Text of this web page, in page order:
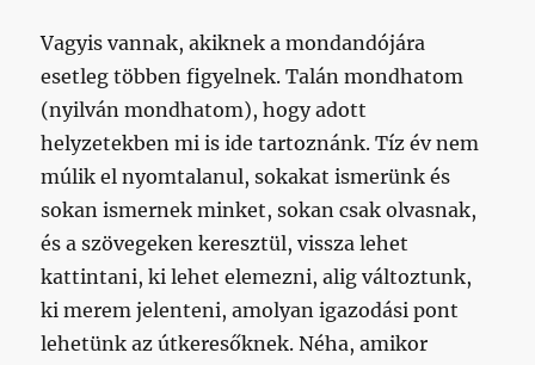
Vagyis vannak, akiknek a mondandójára
esetleg többen figyelnek. Talán mondhatom
(nyilván mondhatom), hogy adott
helyzetekben mi is ide tartoznánk. Tíz év nem
múlik el nyomtalanul, sokakat ismerünk és
sokan ismernek minket, sokan csak olvasnak,
és a szövegeken keresztül, vissza lehet
kattintani, ki lehet elemezni, alig változtunk,
ki merem jelenteni, amolyan igazodási pont
lehetünk az útkeresőknek. Néha, amikor